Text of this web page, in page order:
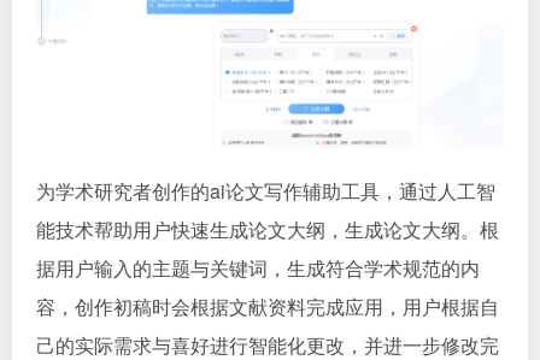
为学术研究者创作的ai论文写作辅助工具，通过人工智
能技术帮助用户快速生成论文大纲，生成论文大纲。根
据用户输入的主题与关键词，生成符合学术规范的内
容，创作初稿时会根据文献资料完成应用，用户根据自
己的实际需求与喜好进行智能化更改，并进一步修改完